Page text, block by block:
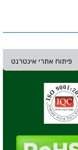
פיתוח אתרי אינטרנט